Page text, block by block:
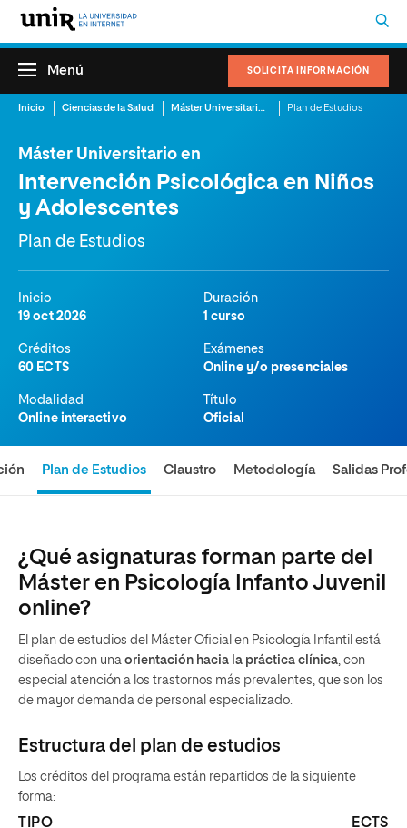
SOLICITA INFORMACIÓN
Menú
Inicio Ciencias de la Salud Máster Universitario en Intervención Psicológica en Niños y Adolescentes Plan de Estudios
Máster Universitario en
Intervención Psicológica en Niños
y Adolescentes
Plan de Estudios
Inicio
19 oct 2026
Duración
1 curso
Créditos
60 ECTS
Exámenes
Online y/o presenciales
Modalidad
Online interactivo
Título
Oficial
Plan de Estudios Claustro Metodología Salidas
¿Qué asignaturas forman parte del
Máster en Psicología Infanto Juvenil
online?
El plan de estudios del Máster Oficial en Psicología Infantil está
diseñado con una orientación hacia la práctica clínica, con
especial atención a los trastornos más prevalentes, que son los
de mayor demanda de personal especializado.
Estructura del plan de estudios
Los créditos del programa están repartidos de la siguiente
forma:
TIPO ECTS